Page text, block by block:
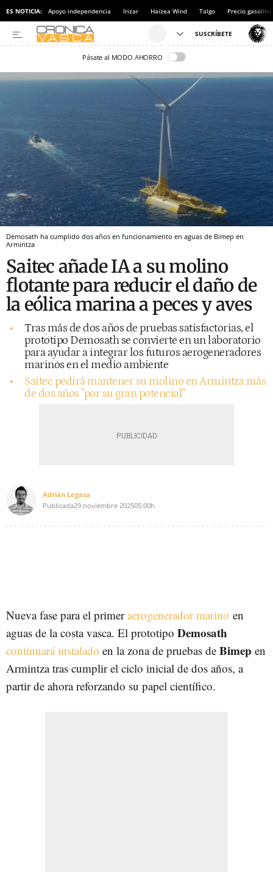
ES NOTICIA: Apoyo independencia Irizar Haizea Wind Talgo Precio gasolina
Pásate al MODO AHORRO
Demosath ha cumplido dos años en funcionamiento en aguas de Bimep en
Armintza
Saitec añade IA a su molino
flotante para reducir el daño de
la eólica marina a peces y aves
Tras más de dos años de pruebas satisfactorias, el
prototipo Demosath se convierte en un laboratorio
para ayudar a integrar los futuros aerogeneradores
marinos en el medio ambiente
Saitec pedirá mantener su molino en Armintza más
de dos años "por su gran potencial"
Adrián Legasa
Publicada29 noviembre 202505:00h
Nueva fase para el primeraerogenerador marino en
aguas de la costa vasca. El prototipo Demosath
continuará instalado en la zona de pruebas de Bimep en
Armintza tras cumplir el ciclo inicial de dos años, a
partir de ahora reforzando su papel científico.